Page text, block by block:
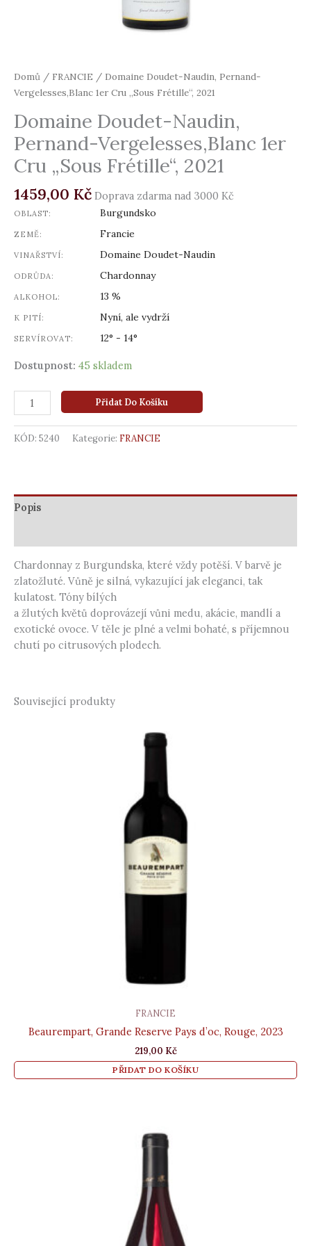
Domů / FRANCIE / Domaine Doudet-Naudin, Pernand-
Vergelesses,Blanc 1er Cru „Sous Frétille“, 2021
Domaine Doudet-Naudin,
Pernand-Vergelesses,Blanc 1er
Cru „Sous Frétille“, 2021
1459,00 Kč Doprava zdarma nad 3000 Kč
OBLAST: Burgundsko
ZEMĚ: Francie
VINAŘSTVÍ: Domaine Doudet-Naudin
ODRŮDA: Chardonnay
ALKOHOL: 13 %
K PITÍ: Nyní, ale vydrží
SERVÍROVAT: 12° - 14°
Dostupnost: 45 skladem
Přidat Do Košíku
KÓD: 5240 Kategorie: FRANCIE
Popis
Chardonnay z Burgundska, které vždy potěší. V barvě je
zlatožluté. Vůně je silná, vykazující jak eleganci, tak
kulatost. Tóny bílých
a žlutých květů doprovázejí vůni medu, akácie, mandlí a
exotické ovoce. V těle je plné a velmi bohaté, s příjemnou
chutí po citrusových plodech.
Související produkty
FRANCIE
Beaurempart, Grande Reserve Pays d’oc, Rouge, 2023
219,00 Kč
PŘIDAT DO KOŠÍKU